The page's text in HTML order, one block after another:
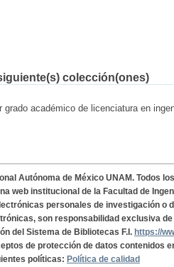
colección(ones)
grado académico de licenciatura en
Autónoma de México UNAM. Todos
web institucional de la Facultad de
personales de investigación o
son responsabilidad exclusiva
del Sistema de Bibliotecas F.I. https://
de protección de datos contenidos
políticas: Política de calidad